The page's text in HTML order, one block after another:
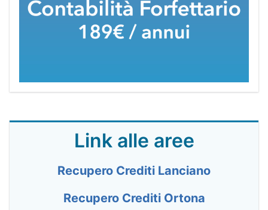
Link alle aree
Recupero Crediti Lanciano
Recupero Crediti Ortona